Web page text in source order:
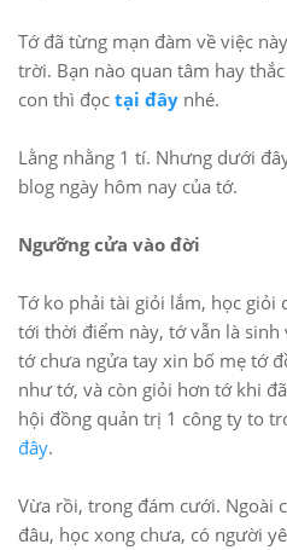
Tớ đã từng mạn đàm về việc
trời. Bạn nào quan tâm hay
con thì đọc tại đây nhé.
Lằng nhằng 1 tí. Nhưng dưới
blog ngày hôm nay của tớ.
Ngưỡng cửa vào đời
Tớ ko phải tài giỏi lắm, học giỏi
tới thời điểm này, tớ vẫn là
tớ chưa ngửa tay xin bố mẹ tớ
như tớ, và còn giỏi hơn tớ khi
hội đồng quản trị 1 công ty to
đây.
Vừa rồi, trong đám cưới. Ngoài
đâu, học xong chưa, có người